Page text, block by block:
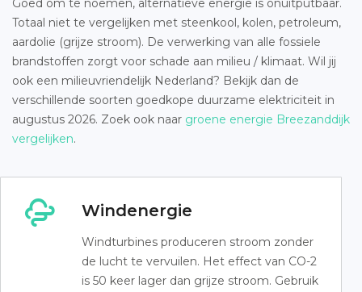
Goed om te noemen, alternatieve energie is onuitputbaar.
Totaal niet te vergelijken met steenkool, kolen, petroleum,
aardolie (grijze stroom). De verwerking van alle fossiele
brandstoffen zorgt voor schade aan milieu / klimaat. Wil jij
ook een milieuvriendelijk Nederland? Bekijk dan de
verschillende soorten goedkope duurzame elektriciteit in
augustus 2026. Zoek ook naar groene energie Breezanddijk
vergelijken.
Windenergie
Windturbines produceren stroom zonder
de lucht te vervuilen. Het effect van CO-2
is 50 keer lager dan grijze stroom. Gebruik